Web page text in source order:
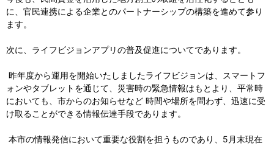
に、官民連携による企業とのパートナーシップの構築を進めて参り
ます。
次に、ライフビジョンアプリの普及促進についてであります。
昨年度から運用を開始いたしましたライフビジョンは、スマートフ
ォンやタブレットを通じて、災害時の緊急情報はもとより、平常時
においても、市からのお知らせなど 時間や場所を問わず、迅速に受
け取ることができる情報伝達手段であります。
本市の情報発信において重要な役割を担うものであり、5月末現在